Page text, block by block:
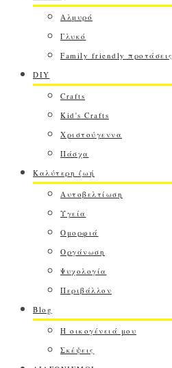
Αλμυρό
Γλυκό
Family friendly προτάσεις
DIY
Crafts
Kid's Crafts
Χριστούγεννα
Πάσχα
Καλύτερη ζωή
Αυτοβελτίωση
Υγεία
Ομορφιά
Οργάνωση
Ψυχολογία
Περιβάλλον
Blog
Η οικογένειά μου
Σκέψεις